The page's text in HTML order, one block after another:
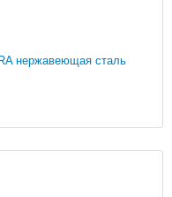
нержавеющая сталь